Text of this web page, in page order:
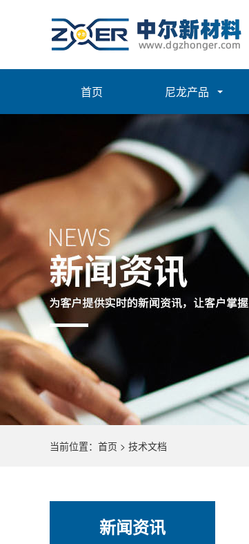
首页 尼龙产品
当前位置： 首页 > 技术文档
新闻资讯